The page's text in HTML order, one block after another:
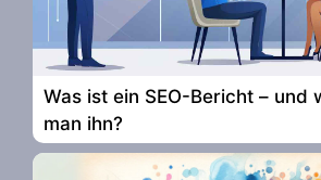
Was ist ein SEO-Bericht – und
man ihn?